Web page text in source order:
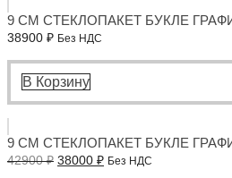
9 СМ СТЕКЛОПАКЕТ БУКЛЕ
38900 ₽ Без НДС
В Корзину
9 СМ СТЕКЛОПАКЕТ БУКЛЕ
42900₽ Первоначальная
38000 ₽Текущая
Без НДС